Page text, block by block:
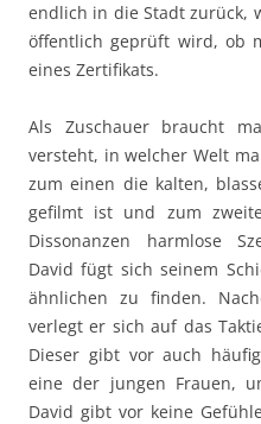
endlich in die Stadt zurück,
öffentlich geprüft wird, ob
eines Zertifikats.
Als Zuschauer braucht
versteht, in welcher Welt
zum einen die kalten,
gefilmt ist und zum
Dissonanzen harmlose
David fügt sich seinem
ähnlichen zu finden.
verlegt er sich auf das
Dieser gibt vor auch
eine der jungen Frauen,
David gibt vor keine